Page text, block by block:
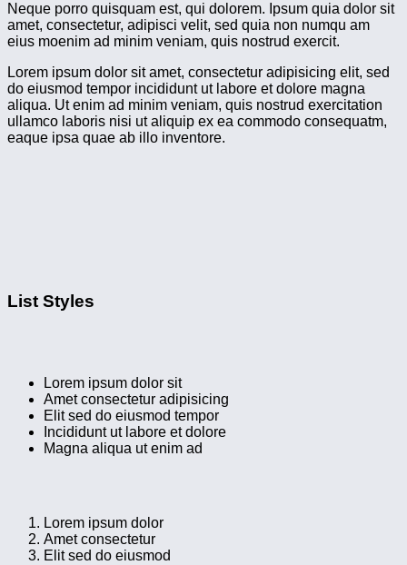
Neque porro quisquam est, qui dolorem. Ipsum quia dolor sit
amet, consectetur, adipisci velit, sed quia non numqu am
eius moenim ad minim veniam, quis nostrud exercit.
Lorem ipsum dolor sit amet, consectetur adipisicing elit, sed
do eiusmod tempor incididunt ut labore et dolore magna
aliqua. Ut enim ad minim veniam, quis nostrud exercitation
ullamco laboris nisi ut aliquip ex ea commodo consequatm,
eaque ipsa quae ab illo inventore.
List Styles
Lorem ipsum dolor sit
Amet consectetur adipisicing
Elit sed do eiusmod tempor
Incididunt ut labore et dolore
Magna aliqua ut enim ad
Lorem ipsum dolor
Amet consectetur
Elit sed do eiusmod